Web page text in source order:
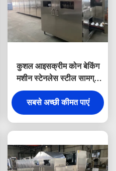
कुशल आइसक्रीम कोन बेकिंग
मशीन स्टेनलेस स्टील सामग्री
टिकाऊ
सबसे अच्छी कीमत पाएं